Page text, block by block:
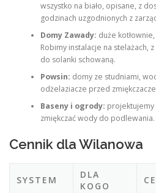
wszystko na biało, opisane, z
godzinach uzgodnionych z
Domy Zawady: duże
Robimy instalacje na stelażach,
do solanki schowaną.
Powsin: domy ze studniami,
odżelaziacze przed
Baseny i ogrody: projektujemy
zmiękczać wody do podlewania.
Cennik dla Wilanowa
SYSTEM
DLA
KOGO